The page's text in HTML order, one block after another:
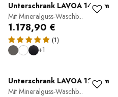
Unterschrank LAVOA 140 cm
Mit Mineralguss-Waschb...
1.178,90 €
(1)
+1
Unterschrank LAVOA 120 cm
Mit Mineralguss-Waschb...